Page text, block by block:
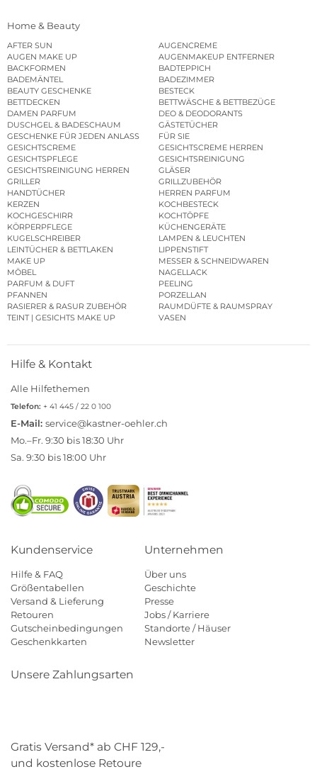
Home & Beauty
AFTER SUN
AUGENCREME
AUGEN MAKE UP
AUGENMAKEUP ENTFERNER
BACKFORMEN
BADTEPPICH
BADEMÄNTEL
BADEZIMMER
BEAUTY GESCHENKE
BESTECK
BETTDECKEN
BETTWÄSCHE & BETTBEZÜGE
DAMEN PARFUM
DEO & DEODORANTS
DUSCHGEL & BADESCHAUM
GÄSTETÜCHER
GESCHENKE FÜR JEDEN ANLASS
FÜR SIE
GESICHTSCREME
GESICHTSCREME HERREN
GESICHTSPFLEGE
GESICHTSREINIGUNG
GESICHTSREINIGUNG HERREN
GLÄSER
GRILLER
GRILLZUBEHÖR
HANDTÜCHER
HERREN PARFUM
KERZEN
KOCHBESTECK
KOCHGESCHIRR
KOCHTÖPFE
KÖRPERPFLEGE
KÜCHENGERÄTE
KUGELSCHREIBER
LAMPEN & LEUCHTEN
LEINTÜCHER & BETTLAKEN
LIPPENSTIFT
MAKE UP
MESSER & SCHNEIDWAREN
MÖBEL
NAGELLACK
PARFUM & DUFT
PEELING
PFANNEN
PORZELLAN
RASIERER & RASUR ZUBEHÖR
RAUMDÜFTE & RAUMSPRAY
TEINT | GESICHTS MAKE UP
VASEN
Hilfe & Kontakt
Alle Hilfethemen
Telefon: + 41 445 / 22 0 100
E-Mail: service@kastner-oehler.ch
Mo.–Fr. 9:30 bis 18:30 Uhr
Sa. 9:30 bis 18:00 Uhr
Kundenservice
Hilfe & FAQ
Größentabellen
Versand & Lieferung
Retouren
Gutscheinbedingungen
Geschenkkarten
Unternehmen
Über uns
Geschichte
Presse
Jobs / Karriere
Standorte / Häuser
Newsletter
Unsere Zahlungsarten
Gratis Versand* ab CHF 129,-
und kostenlose Retoure